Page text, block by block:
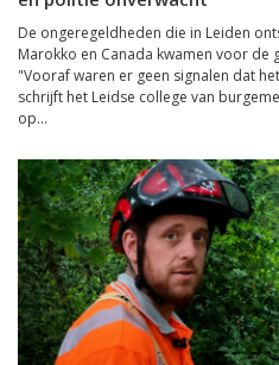
De ongeregeldheden die in Leiden
Marokko en Canada kwamen voor de
"Vooraf waren er geen signalen dat
schrijft het Leidse college van
op...